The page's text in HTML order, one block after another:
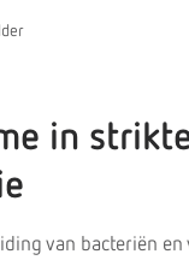
in
van bacteriën